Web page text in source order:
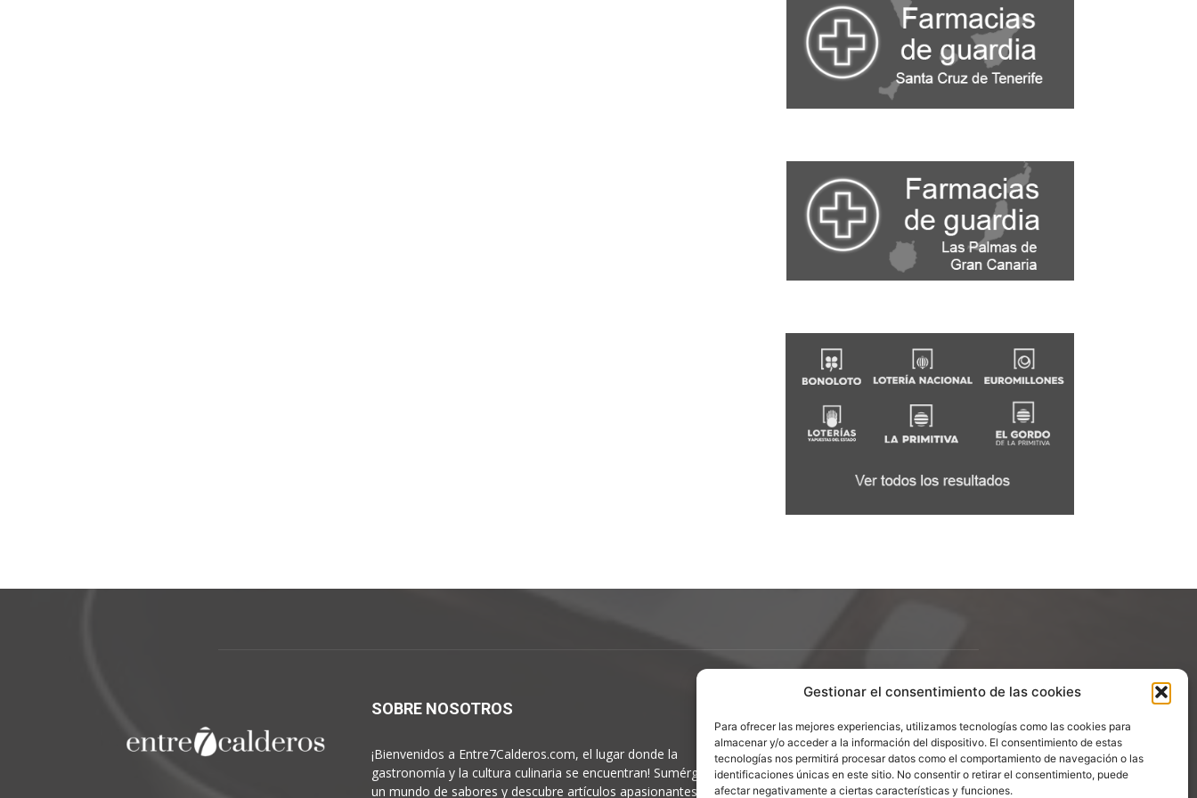
Gestionar el consentimiento de las cookies
Para ofrecer las mejores experiencias, utilizamos tecnologías como las cookies para
almacenar y/o acceder a la información del dispositivo. El consentimiento de estas
tecnologías nos permitirá procesar datos como el comportamiento de navegación o las
identificaciones únicas en este sitio. No consentir o retirar el consentimiento, puede
afectar negativamente a ciertas características y funciones.
SOBRE NOSOTROS
¡Bienvenidos a Entre7Calderos.com, el lugar donde la
gastronomía y la cultura culinaria se encuentran! Sumérgete en
un mundo de sabores y descubre artículos apasionantes.